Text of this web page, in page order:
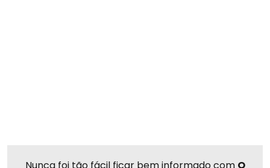
Nunca foi tão fácil ficar bem informado com O